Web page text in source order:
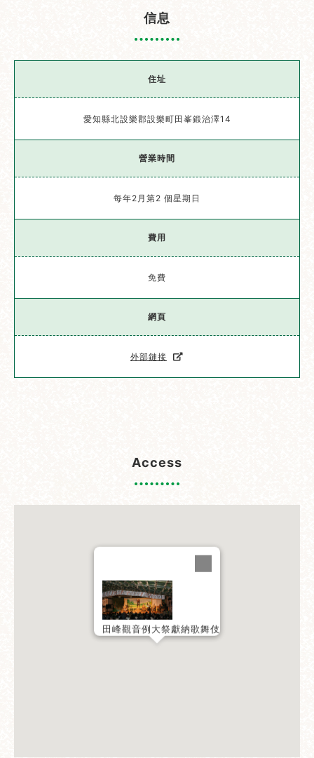
信息
住址
愛知縣北設樂郡設樂町田峯鍛治澤14
營業時間
每年2月第2 個星期日
費用
免費
網頁
外部鏈接
Access
田峰觀音例大祭獻納歌舞伎